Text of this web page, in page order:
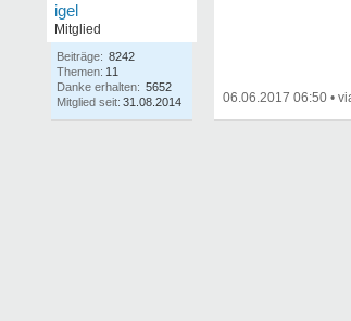
igel
Mitglied
Beiträge: 8242
Themen: 11
Danke erhalten: 5652
Mitglied seit: 31.08.2014 06.06.2017 06:50 •